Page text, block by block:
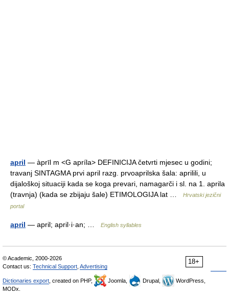
april — àprīl m <G apríla> DEFINICIJA četvrti mjesec u godini;
travanj SINTAGMA prvi april razg. prvoaprilska šala: aprilili, u
dijaloškoj situaciji kada se koga prevari, namagarči i sl. na 1. aprila
(travnja) (kada se zbijaju šale) ETIMOLOGIJA lat …
Hrvatski jezični
portal
april — april; april·i·an; … English syllables
18+
© Academic, 2000-2026
Contact us: Technical Support Advertising
Dictionaries export , created on PHP, Joomla, Drupal,
WordPress,
MODx.